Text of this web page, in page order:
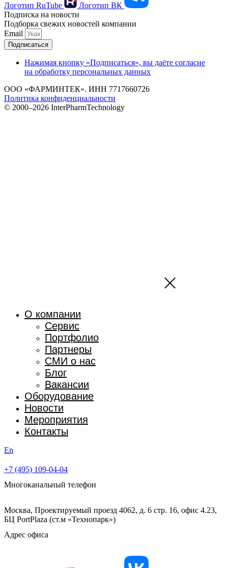
Логотип RuTube
Логотип ВК
Подписка на новости
Подборка свежих новостей компании
Email
Подписаться
Нажимая кнопку «Подписаться», вы даёте согласие
на обработку персональных данных
ООО «ФАРМИНТЕК». ИНН 7717660726
Политика конфиденциальности
© 2000–2026 InterPharmTechnology
О компании
Сервис
Портфолио
Партнеры
СМИ о нас
Блог
Вакансии
Оборудование
Новости
Мероприятия
Контакты
En
+7 (495) 109-04-04
Многоканальный телефон
Москва, Проектируемый проезд 4062, д. 6 стр. 16, офис 4.23,
БЦ PortPlaza (ст.м «Технопарк»)
Адрес офиса